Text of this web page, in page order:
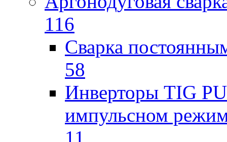
116
Сварка
58
Инверторы TIG
импульсном
11